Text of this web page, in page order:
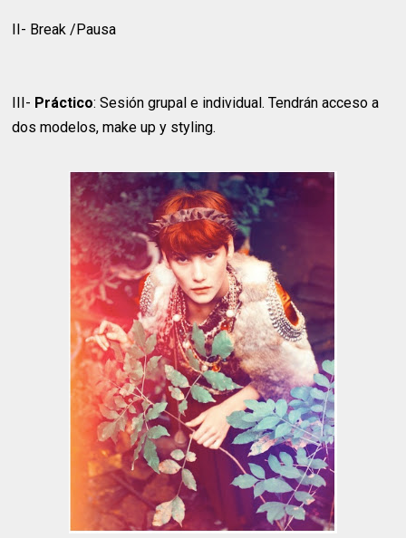
II- Break /Pausa
III- Práctico: Sesión grupal e individual. Tendrán acceso a
dos modelos, make up y styling.